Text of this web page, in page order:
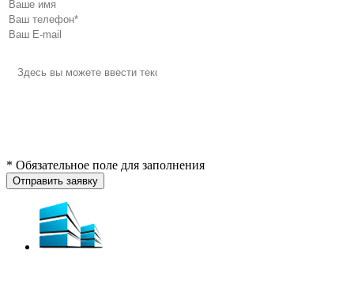
* Обязательное поле для заполнения
Отправить заявку